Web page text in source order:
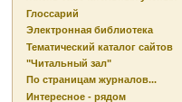
Глоссарий
Электронная библиотека
Тематический каталог сайтов
"Читальный зал"
По страницам журналов...
Интересное - рядом